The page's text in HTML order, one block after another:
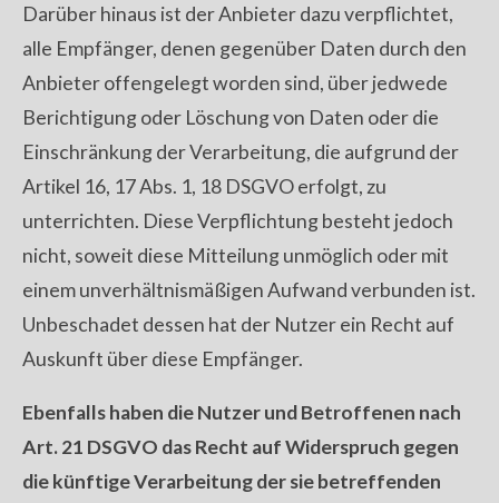
Darüber hinaus ist der Anbieter dazu verpflichtet,
alle Empfänger, denen gegenüber Daten durch den
Anbieter offengelegt worden sind, über jedwede
Berichtigung oder Löschung von Daten oder die
Einschränkung der Verarbeitung, die aufgrund der
Artikel 16, 17 Abs. 1, 18 DSGVO erfolgt, zu
unterrichten. Diese Verpflichtung besteht jedoch
nicht, soweit diese Mitteilung unmöglich oder mit
einem unverhältnismäßigen Aufwand verbunden ist.
Unbeschadet dessen hat der Nutzer ein Recht auf
Auskunft über diese Empfänger.
Ebenfalls haben die Nutzer und Betroffenen nach
Art. 21 DSGVO das Recht auf Widerspruch gegen
die künftige Verarbeitung der sie betreffenden